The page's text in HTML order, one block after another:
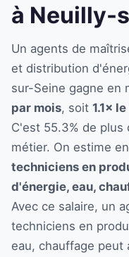
à Neuilly-
Un agents de
et distribution
sur-Seine gagne en
par mois, soit 1.1×
C'est 55.3% de plus
métier. On estime
techniciens en
d'énergie, eau,
Avec ce salaire, un
techniciens en
eau, chauffage peut